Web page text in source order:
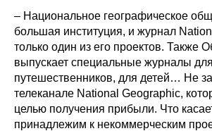
– Национальное географическое
большая институция, и журнал
только один из его проектов. Также
выпускает специальные журналы для
путешественников, для детей… Не
телеканале National Geographic,
целью получения прибыли. Что
принадлежим к некоммерческим